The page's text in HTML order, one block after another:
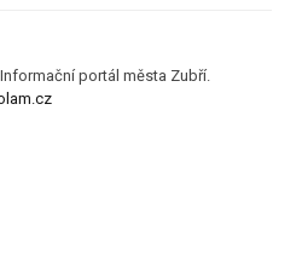
portál města Zubří.